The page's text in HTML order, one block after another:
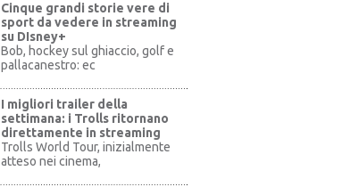
Cinque grandi storie vere di
sport da vedere in streaming
su DIsney+
Bob, hockey sul ghiaccio, golf e
pallacanestro: ec
I migliori trailer della
settimana: i Trolls ritornano
direttamente in streaming
Trolls World Tour, inizialmente
atteso nei cinema,